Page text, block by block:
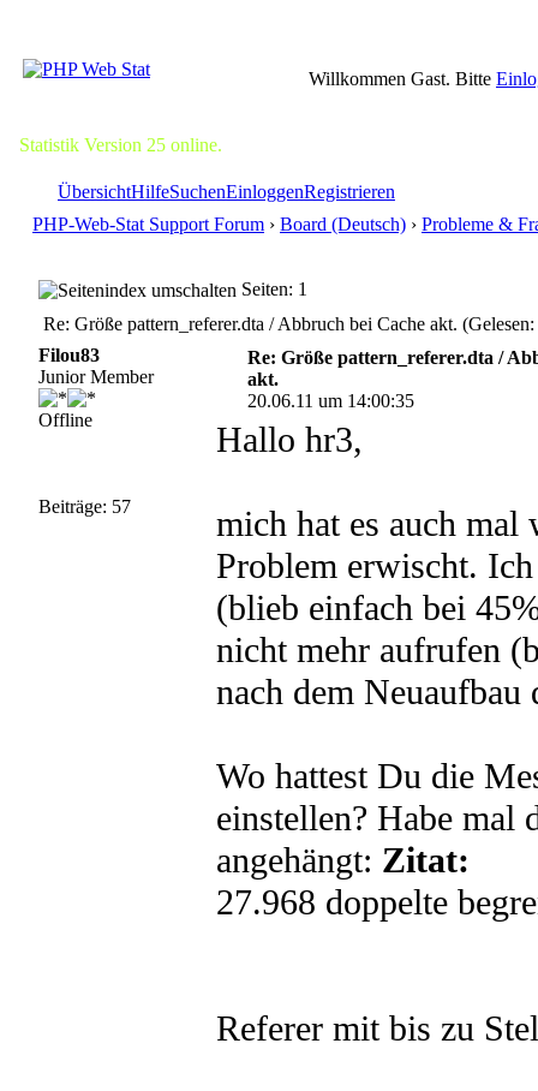
Willkommen Gast. Bitte
Statistik Version 25 online.
ÜbersichtHilfeSuchenEinloggenRegistrieren
PHP-Web-Stat Support Forum › Board (Deutsch) › Probleme &
Seiten: 1
Re: Größe pattern_referer.dta / Abbruch bei Cache akt.
Filou83
Junior Member
Offline
Beiträge: 57
Re: Größe pattern_referer.dta /
akt.
20.06.11 um 14:00:35
Hallo hr3,
mich hat es auch
Problem erwischt.
(blieb einfach bei
nicht mehr aufrufen
nach dem Neuaufbau
Wo hattest Du die
einstellen? Habe mal
angehängt: Zitat:
27.968 doppelte
Referer mit bis zu